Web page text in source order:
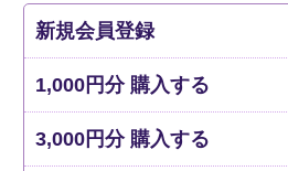
新規会員登録
1,000円分 購入する
3,000円分 購入する